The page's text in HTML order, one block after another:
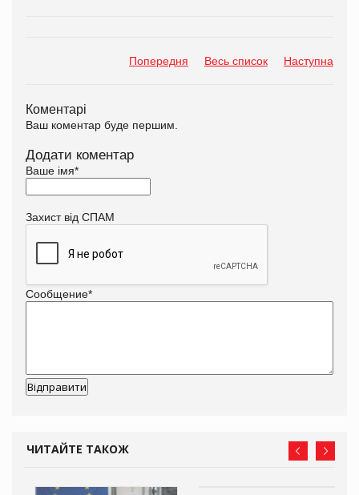
Попередня Весь список Наступна
Коментарі
Ваш коментар буде першим.
Додати коментар
Ваше імя*
Захист від СПАМ
Сообщение*
ЧИТАЙТЕ ТАКОЖ